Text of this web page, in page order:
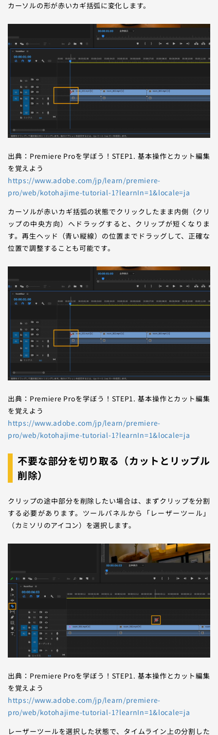
カーソルの形が赤いカギ括弧に変化します。
出典：Premiere Proを学ぼう！STEP1. 基本操作とカット編集
を覚えよう
https://www.adobe.com/jp/learn/premiere-
pro/web/kotohajime-tutorial-1?learnIn=1&locale=ja
カーソルが赤いカギ括弧の状態でクリックしたまま内側（クリ
ップの中央方向）へドラッグすると、クリップが短くなりま
す。再生ヘッド（青い縦線）の位置までドラッグして、正確な
位置で調整することも可能です。
出典：Premiere Proを学ぼう！STEP1. 基本操作とカット編集
を覚えよう
https://www.adobe.com/jp/learn/premiere-
pro/web/kotohajime-tutorial-1?learnIn=1&locale=ja
不要な部分を切り取る（カットとリップル
削除）
クリップの途中部分を削除したい場合は、まずクリップを分割
する必要があります。ツールパネルから「レーザーツール」
（カミソリのアイコン）を選択します。
出典：Premiere Proを学ぼう！STEP1. 基本操作とカット編集
を覚えよう
https://www.adobe.com/jp/learn/premiere-
pro/web/kotohajime-tutorial-1?learnIn=1&locale=ja
レーザーツールを選択した状態で、タイムライン上の分割した